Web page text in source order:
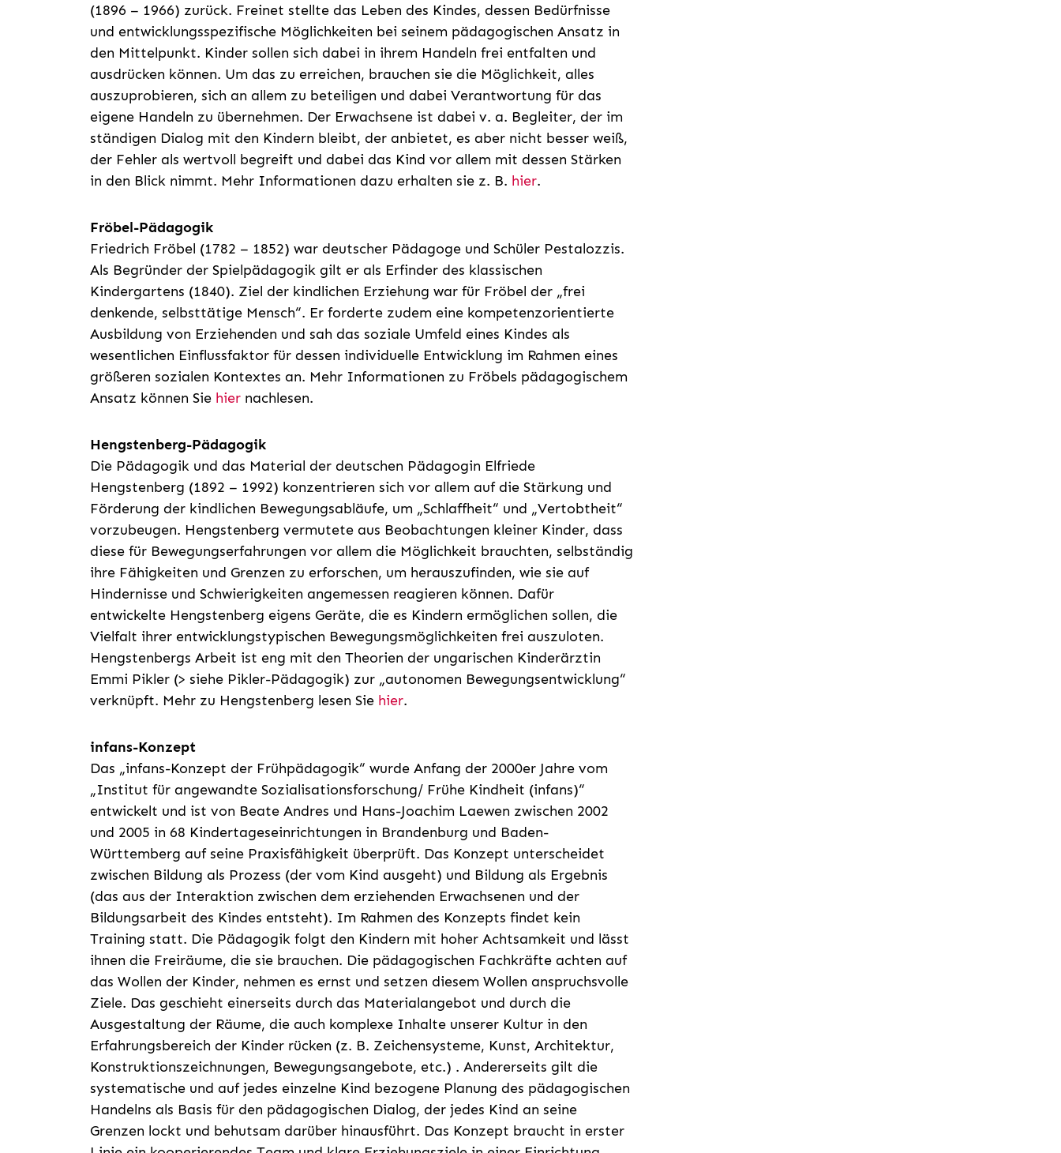
(1896 – 1966) zurück. Freinet stellte das Leben des Kindes, dessen Bedürfnisse
und entwicklungsspezifische Möglichkeiten bei seinem pädagogischen Ansatz in
den Mittelpunkt. Kinder sollen sich dabei in ihrem Handeln frei entfalten und
ausdrücken können. Um das zu erreichen, brauchen sie die Möglichkeit, alles
auszuprobieren, sich an allem zu beteiligen und dabei Verantwortung für das
eigene Handeln zu übernehmen. Der Erwachsene ist dabei v. a. Begleiter, der im
ständigen Dialog mit den Kindern bleibt, der anbietet, es aber nicht besser weiß,
der Fehler als wertvoll begreift und dabei das Kind vor allem mit dessen Stärken
in den Blick nimmt. Mehr Informationen dazu erhalten sie z. B. hier.
Fröbel-Pädagogik
Friedrich Fröbel (1782 – 1852) war deutscher Pädagoge und Schüler Pestalozzis.
Als Begründer der Spielpädagogik gilt er als Erfinder des klassischen
Kindergartens (1840). Ziel der kindlichen Erziehung war für Fröbel der „frei
denkende, selbsttätige Mensch“. Er forderte zudem eine kompetenzorientierte
Ausbildung von Erziehenden und sah das soziale Umfeld eines Kindes als
wesentlichen Einflussfaktor für dessen individuelle Entwicklung im Rahmen eines
größeren sozialen Kontextes an. Mehr Informationen zu Fröbels pädagogischem
Ansatz können Sie hier nachlesen.
Hengstenberg-Pädagogik
Die Pädagogik und das Material der deutschen Pädagogin Elfriede
Hengstenberg (1892 – 1992) konzentrieren sich vor allem auf die Stärkung und
Förderung der kindlichen Bewegungsabläufe, um „Schlaffheit“ und „Vertobtheit“
vorzubeugen. Hengstenberg vermutete aus Beobachtungen kleiner Kinder, dass
diese für Bewegungserfahrungen vor allem die Möglichkeit brauchten, selbständig
ihre Fähigkeiten und Grenzen zu erforschen, um herauszufinden, wie sie auf
Hindernisse und Schwierigkeiten angemessen reagieren können. Dafür
entwickelte Hengstenberg eigens Geräte, die es Kindern ermöglichen sollen, die
Vielfalt ihrer entwicklungstypischen Bewegungsmöglichkeiten frei auszuloten.
Hengstenbergs Arbeit ist eng mit den Theorien der ungarischen Kinderärztin
Emmi Pikler (> siehe Pikler-Pädagogik) zur „autonomen Bewegungsentwicklung“
verknüpft. Mehr zu Hengstenberg lesen Sie hier.
infans-Konzept
Das „infans-Konzept der Frühpädagogik“ wurde Anfang der 2000er Jahre vom
„Institut für angewandte Sozialisationsforschung/ Frühe Kindheit (infans)“
entwickelt und ist von Beate Andres und Hans-Joachim Laewen zwischen 2002
und 2005 in 68 Kindertageseinrichtungen in Brandenburg und Baden-
Württemberg auf seine Praxisfähigkeit überprüft. Das Konzept unterscheidet
zwischen Bildung als Prozess (der vom Kind ausgeht) und Bildung als Ergebnis
(das aus der Interaktion zwischen dem erziehenden Erwachsenen und der
Bildungsarbeit des Kindes entsteht). Im Rahmen des Konzepts findet kein
Training statt. Die Pädagogik folgt den Kindern mit hoher Achtsamkeit und lässt
ihnen die Freiräume, die sie brauchen. Die pädagogischen Fachkräfte achten auf
das Wollen der Kinder, nehmen es ernst und setzen diesem Wol­len anspruchsvolle
Ziele. Das geschieht einerseits durch das Materialangebot und durch die
Ausgestaltung der Räume, die auch komplexe Inhalte unserer Kultur in den
Erfahrungsbereich der Kinder rücken (z. B. Zeichen­systeme, Kunst, Architektur,
Konstruktionszeichnungen, Bewegungsange­bote, etc.) . Andererseits gilt die
systematische und auf jedes einzelne Kind bezogene Planung des pädagogischen
Handelns als Basis für den pädagogischen Dialog, der jedes Kind an seine
Grenzen lockt und behutsam darüber hinausführt. Das Konzept braucht in erster